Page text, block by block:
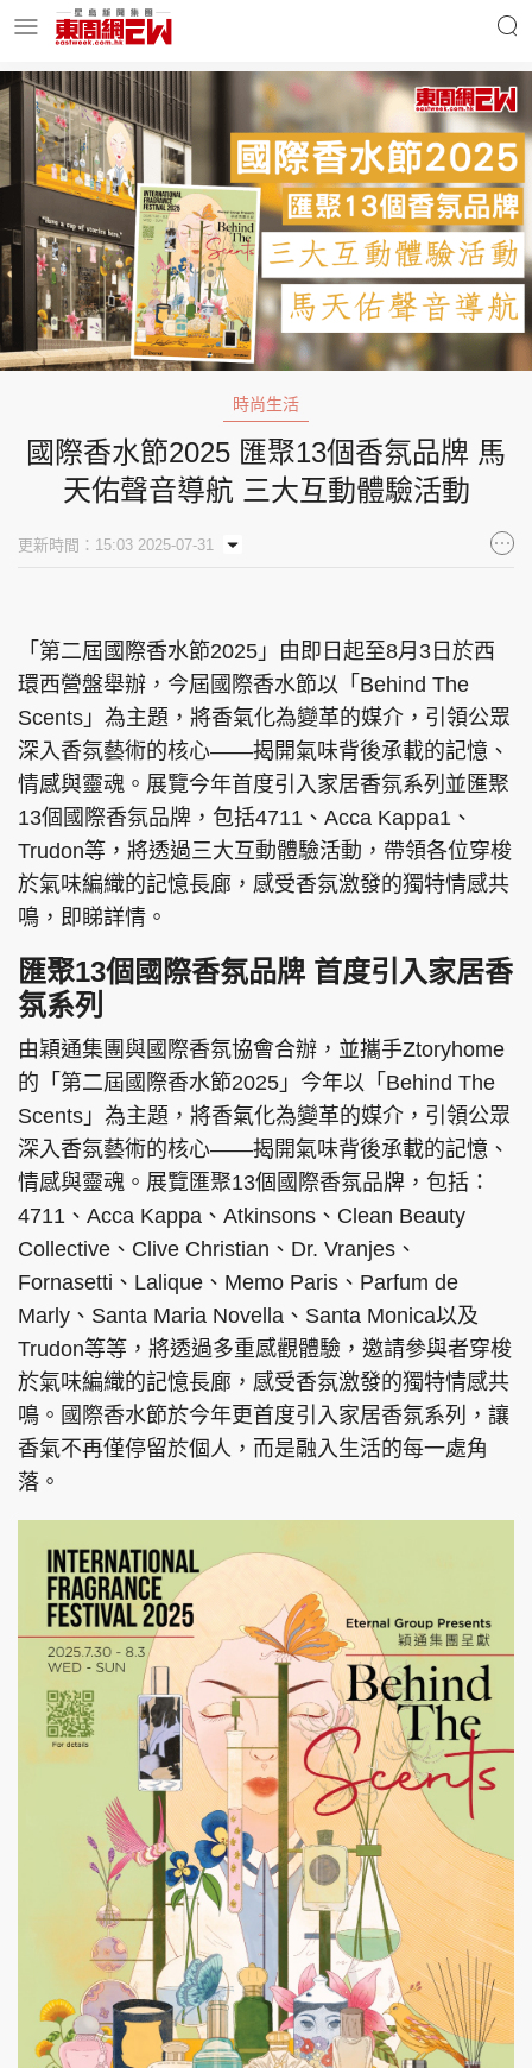
明星名人
東周Ladies 優享生活
東周食玩通 會員活動
玄學靈異 東周專欄
東周刊 cazbuyer 東Touch
PCM 電腦廣場 星島頭條 星島日報
親子王 Oh!爸媽 JobMarket
頭條搵工 EDUPLUS
關於我們
聯絡我們
隱私政策聲明
使用條款
版權及免責聲明
Copyright © 東周網 版權所有 . 不得轉載
時尚生活
國際香水節2025 匯聚13個香氛品牌 馬
天佑聲音導航 三大互動體驗活動
更新時間：15:03 2025-07-31
「第二屆國際香水節2025」由即日起至8月3日於西
環西營盤舉辦，今屆國際香水節以「Behind The
Scents」為主題，將香氣化為變革的媒介，引領公眾
深入香氛藝術的核心——揭開氣味背後承載的記憶、
情感與靈魂。展覽今年首度引入家居香氛系列並匯聚
13個國際香氛品牌，包括4711、Acca Kappa1、
Trudon等，將透過三大互動體驗活動，帶領各位穿梭
於氣味編織的記憶長廊，感受香氛激發的獨特情感共
鳴，即睇詳情。
匯聚13個國際香氛品牌 首度引入家居香
氛系列
由穎通集團與國際香氛協會合辦，並攜手Ztoryhome
的「第二屆國際香水節2025」今年以「Behind The
Scents」為主題，將香氣化為變革的媒介，引領公眾
深入香氛藝術的核心——揭開氣味背後承載的記憶、
情感與靈魂。展覽匯聚13個國際香氛品牌，包括：
4711、Acca Kappa、Atkinsons、Clean Beauty
Collective、Clive Christian、Dr. Vranjes、
Fornasetti、Lalique、Memo Paris、Parfum de
Marly、Santa Maria Novella、Santa Monica以及
Trudon等等，將透過多重感觀體驗，邀請參與者穿梭
於氣味編織的記憶長廊，感受香氛激發的獨特情感共
鳴。國際香水節於今年更首度引入家居香氛系列，讓
香氣不再僅停留於個人，而是融入生活的每一處角
落。